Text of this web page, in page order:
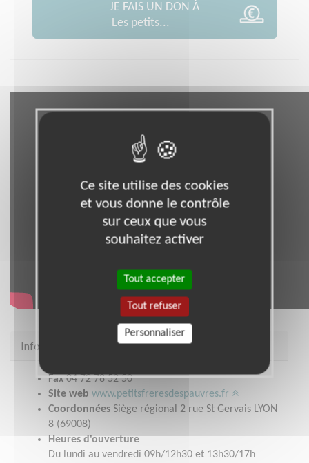
JE FAIS UN DON À
Les petits...
Infos pratiques
Fax04 72 78 52 50
Site web www.petitsfreresdespauvres.fr
Coordonnées Siège régional 2 rue St Gervais LYON
8 (69008)
Heures d'ouverture
Du lundi au vendredi 09h/12h30 et 13h30/17h
Ce site utilise des cookies
et vous donne le contrôle
sur ceux que vous
souhaitez activer
Tout accepter
Tout refuser
Personnaliser